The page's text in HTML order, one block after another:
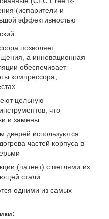
(испарители и
эффективностью
позволяет
а инновационная
обеспечивает
компрессора,
цельную
что
и замены
дверей используются
частей корпуса в
(патент) с петлями из
стали
одними из самых